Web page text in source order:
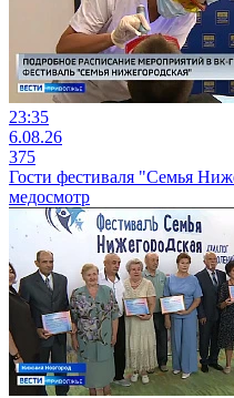
23:35
6.08.26
375
Гости фестиваля "Семья
медосмотр